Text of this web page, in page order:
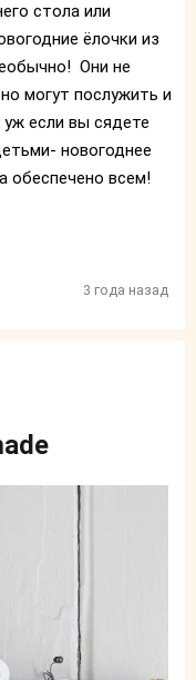
стола или
ёлочки из
Они не
могут послужить и
если вы сядете
новогоднее
обеспечено всем!
3 года назад